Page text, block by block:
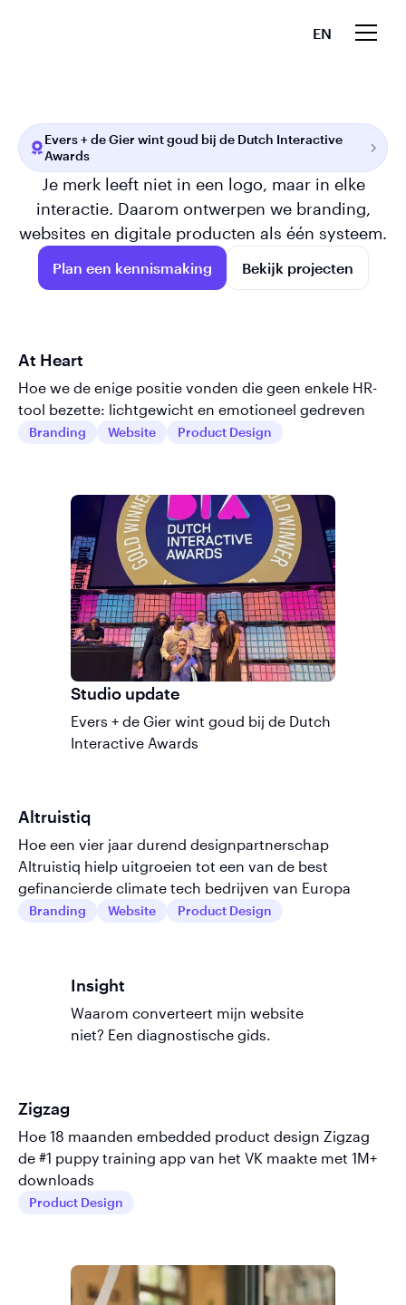
EN
Evers + de Gier wint goud bij de Dutch Interactive
Awards
Je merk leeft niet in een logo, maar in elke
interactie. Daarom ontwerpen we branding,
websites en digitale producten als één systeem.
Plan een kennismaking Bekijk projecten
At Heart
Hoe we de enige positie vonden die geen enkele HR-
tool bezette: lichtgewicht en emotioneel gedreven
Branding Website Product Design
Studio update
Evers + de Gier wint goud bij de Dutch
Interactive Awards
Insight
Waarom converteert mijn website
niet? Een diagnostische gids.
Altruistiq
Hoe een vier jaar durend designpartnerschap
Altruistiq hielp uitgroeien tot een van de best
gefinancierde climate tech bedrijven van Europa
Branding Website Product Design
Zigzag
Hoe 18 maanden embedded product design Zigzag
de #1 puppy training app van het VK maakte met 1M+
downloads
Product Design